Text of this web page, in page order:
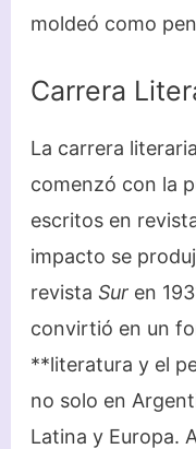
moldeó como
Carrera
La carrera
comenzó con la
escritos en
impacto se
revista Suren
convirtió en un
**literatura y el
no solo en
Latina y Europa.